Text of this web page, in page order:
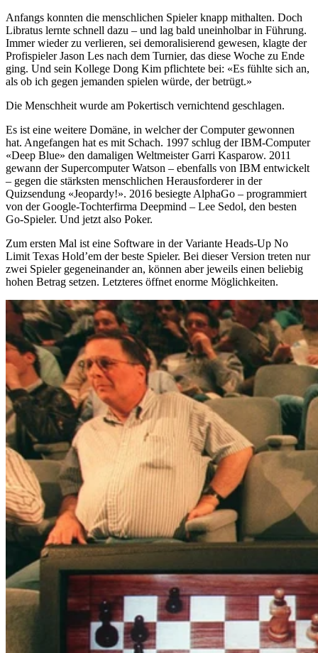
Anfangs konnten die menschlichen Spieler knapp mithalten. Doch
Libratus lernte schnell dazu – und lag bald uneinholbar in Führung.
Immer wieder zu verlieren, sei demoralisierend gewesen, klagte der
Profispieler Jason Les nach dem Turnier, das diese Woche zu Ende
ging. Und sein Kollege Dong Kim pflichtete bei: «Es fühlte sich an,
als ob ich gegen jemanden spielen würde, der betrügt.»
Die Menschheit wurde am Pokertisch vernichtend geschlagen.
Es ist eine weitere Domäne, in welcher der Computer gewonnen
hat. Angefangen hat es mit Schach. 1997 schlug der IBM-Computer
«Deep Blue» den damaligen Weltmeister Garri Kasparow. 2011
gewann der Supercomputer Watson – ebenfalls von IBM entwickelt
– gegen die stärksten menschlichen Herausforderer in der
Quizsendung «Jeopardy!». 2016 besiegte AlphaGo – programmiert
von der Google-Tochterfirma Deepmind – Lee Sedol, den besten
Go-Spieler. Und jetzt also Poker.
Zum ersten Mal ist eine Software in der Variante Heads-Up No
Limit Texas Hold’em der beste Spieler. Bei dieser Version treten nur
zwei Spieler gegeneinander an, können aber jeweils einen beliebig
hohen Betrag setzen. Letzteres öffnet enorme Möglichkeiten.